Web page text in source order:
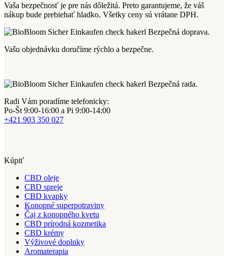
Vaša bezpečnosť je pre nás dôležitá. Preto garantujeme, že váš
nákup bude prebiehať hladko. Všetky ceny sú vrátane DPH.
Bezpečná doprava.
Vašu objednávku doručíme rýchlo a bezpečne.
Bezpečná rada.
Radi Vám poradíme telefonicky:
Po-Št 9:00-16:00 a Pi 9:00-14:00
+421 903 350 027
Kúpiť
CBD oleje
CBD spreje
CBD kvapky
Konopné superpotraviny
Čaj z konopného kvetu
CBD prírodná kozmetika
CBD krémy
Výživové doplnky
Aromaterapia